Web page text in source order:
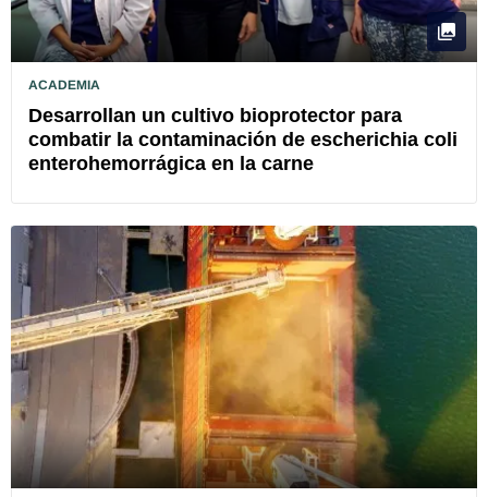
ACADEMIA
Desarrollan un cultivo bioprotector para
combatir la contaminación de escherichia coli
enterohemorrágica en la carne